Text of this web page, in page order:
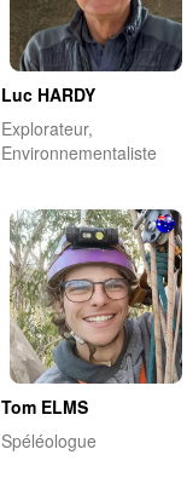
Luc HARDY
Explorateur,
Environnementaliste
Tom ELMS
Spéléologue